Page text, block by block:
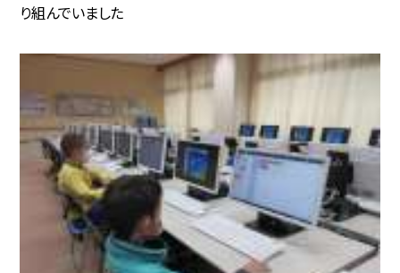
り組んでいました